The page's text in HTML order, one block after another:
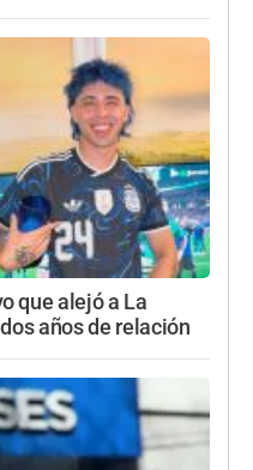
que alejó a La
años de relación